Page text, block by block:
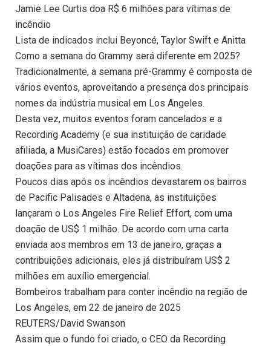
Jamie Lee Curtis doa R$ 6 milhões para vítimas de
incêndio
Lista de indicados inclui Beyoncé, Taylor Swift e Anitta
Como a semana do Grammy será diferente em 2025?
Tradicionalmente, a semana pré-Grammy é composta de
vários eventos, aproveitando a presença dos principais
nomes da indústria musical em Los Angeles.
Desta vez, muitos eventos foram cancelados e a
Recording Academy (e sua instituição de caridade
afiliada, a MusiCares) estão focados em promover
doações para as vítimas dos incêndios.
Poucos dias após os incêndios devastarem os bairros
de Pacific Palisades e Altadena, as instituições
lançaram o Los Angeles Fire Relief Effort, com uma
doação de US$ 1 milhão. De acordo com uma carta
enviada aos membros em 13 de janeiro, graças a
contribuições adicionais, eles já distribuíram US$ 2
milhões em auxílio emergencial.
Bombeiros trabalham para conter incêndio na região de
Los Angeles, em 22 de janeiro de 2025
REUTERS/David Swanson
Assim que o fundo foi criado, o CEO da Recording